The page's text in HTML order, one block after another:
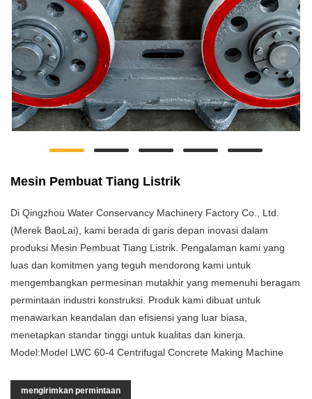
Mesin Pembuat Tiang Listrik
Di Qingzhou Water Conservancy Machinery Factory Co., Ltd.
(Merek BaoLai), kami berada di garis depan inovasi dalam
produksi Mesin Pembuat Tiang Listrik. Pengalaman kami yang
luas dan komitmen yang teguh mendorong kami untuk
mengembangkan permesinan mutakhir yang memenuhi beragam
permintaan industri konstruksi. Produk kami dibuat untuk
menawarkan keandalan dan efisiensi yang luar biasa,
menetapkan standar tinggi untuk kualitas dan kinerja.
Model:Model LWC 60-4 Centrifugal Concrete Making Machine
mengirimkan permintaan